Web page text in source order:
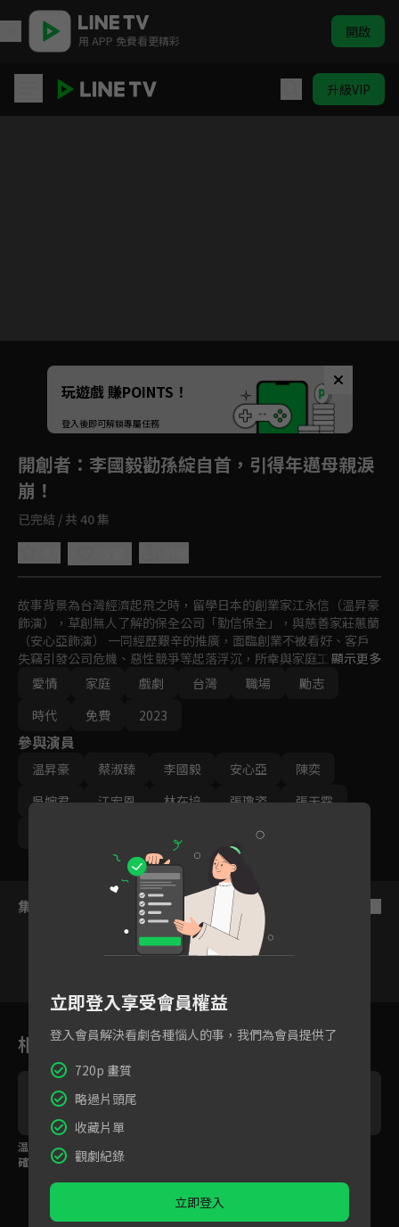
用 APP 免費看更精彩 開啟
升級VIP
Unmute
玩遊戲 賺POINTS！
登入後即可解鎖專屬任務
開創者 ：李國毅勸孫綻自首，引得年邁母親淚
崩！
已完結 / 共 40 集
故事背景為台灣經濟起飛之時，留學日本的創業家江永信（温昇豪
飾演），草創無人了解的保全公司「勤信保全」，與慈善家莊蕙蘭
（安心亞飾演） 一同經歷艱辛的推廣，面臨創業不被看好、客戶
失竊引發公司危機、惡性競爭等起落浮沉，所幸與家庭工作兩頭燒
的職業婦女吳明麗（蔡淑臻飾演）、超級業務張碩（李國毅飾演）
齊心胼手打拼，靠著深耕共好、求新求變理念，締造科技保全龍頭
地位，更進而建立起一個造福社會、永續經營的企業集團。
顯示更多
愛情
家庭 戲劇 台灣 職場
勵志
時代
免費 2023
參與演員
温昇豪 蔡淑臻 李國毅 安心亞
陳奕
吳婉君
江宏恩 林在培 張瓊姿
張天霖
集數列表
2 3
相關花絮
温昇豪發現老婆安心亞
確診肝癌第三期，辦公
立即登入享受會員權益
登入會員解決看劇各種惱人的事，我們為會員提供了
720p 畫質
略過片頭尾
收藏片單
觀劇紀錄
立即登入